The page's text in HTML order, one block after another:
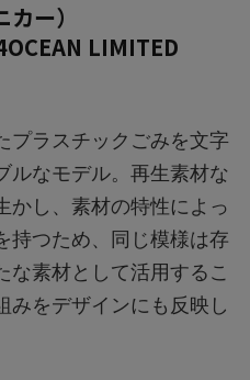
ー）
LIMITED
プラスチックごみを文字
ルなモデル。再生素材な
かし、素材の特性によっ
持つため、同じ模様は存
な素材として活用するこ
みをデザインにも反映し